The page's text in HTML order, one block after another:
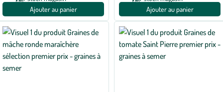
Ajouter au panier
Ajouter au panier